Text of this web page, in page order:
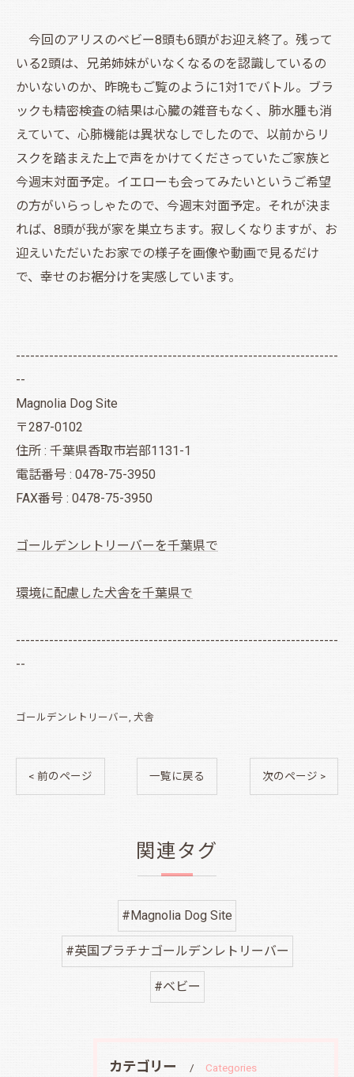
今回のアリスのベビー8頭も6頭がお迎え終了。残って
いる2頭は、兄弟姉妹がいなくなるのを認識しているの
かいないのか、昨晩もご覧のように1対1でバトル。ブラ
ックも精密検査の結果は心臓の雑音もなく、肺水腫も消
えていて、心肺機能は異状なしでしたので、以前からリ
スクを踏まえた上で声をかけてくださっていたご家族と
今週末対面予定。イエローも会ってみたいというご希望
の方がいらっしゃたので、今週末対面予定。それが決ま
れば、8頭が我が家を巣立ちます。寂しくなりますが、お
迎えいただいたお家での様子を画像や動画で見るだけ
で、幸せのお裾分けを実感しています。
--------------------------------------------------------------------
--
Magnolia Dog Site
〒287-0102
住所 : 千葉県香取市岩部1131-1
電話番号 : 0478-75-3950
FAX番号 : 0478-75-3950
ゴールデンレトリーバーを千葉県で
環境に配慮した犬舎を千葉県で
--------------------------------------------------------------------
--
ゴールデンレトリーバー 犬舎
< 前のページ 一覧に戻る 次のページ >
関連タグ
#Magnolia Dog Site
#英国プラチナゴールデンレトリーバー
#ベビー
カテゴリー Categories